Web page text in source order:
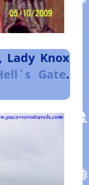
, Lady Knox
Gate.